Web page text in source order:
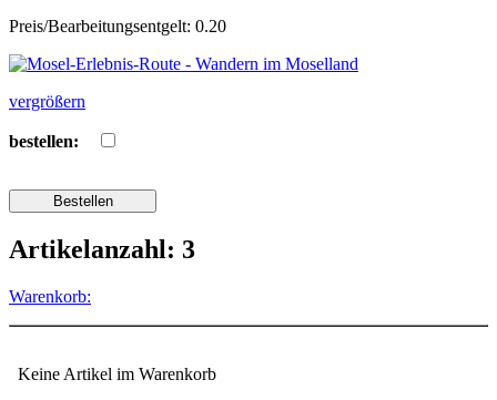
Preis/Bearbeitungsentgelt: 0.20
vergrößern
bestellen:
Artikelanzahl: 3
Warenkorb:
Keine Artikel im Warenkorb